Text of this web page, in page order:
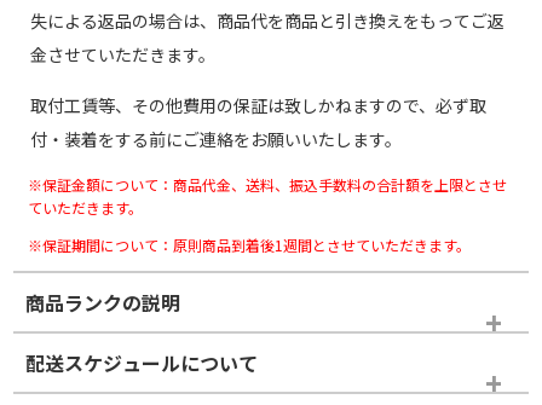
失による返品の場合は、商品代を商品と引き換えをもってご返
金させていただきます。
取付工賃等、その他費用の保証は致しかねますので、必ず取
付・装着をする前にご連絡をお願いいたします。
※保証金額について：商品代金、送料、振込手数料の合計額を上限とさせ
ていただきます。
※保証期間について：原則商品到着後1週間とさせていただきます。
商品ランクの説明
※商品ランクは出品者の主観により判断しておりますので、あら
かじめご了承ください。
配送スケジュールについて